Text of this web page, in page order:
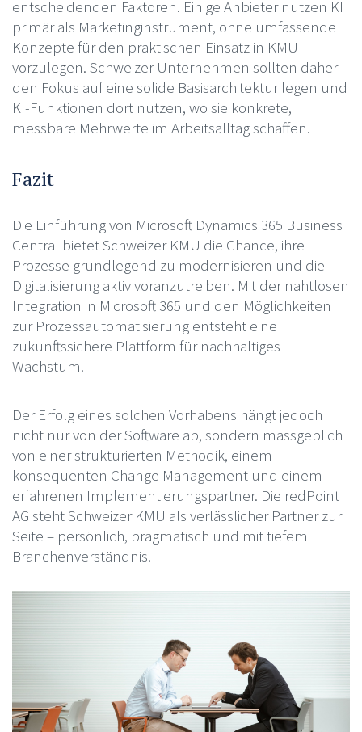
entscheidenden Faktoren. Einige Anbieter nutzen KI
primär als Marketinginstrument, ohne umfassende
Konzepte für den praktischen Einsatz in KMU
vorzulegen. Schweizer Unternehmen sollten daher
den Fokus auf eine solide Basisarchitektur legen und
KI-Funktionen dort nutzen, wo sie konkrete,
messbare Mehrwerte im Arbeitsalltag schaffen.
Fazit
Die Einführung von Microsoft Dynamics 365 Business
Central bietet Schweizer KMU die Chance, ihre
Prozesse grundlegend zu modernisieren und die
Digitalisierung aktiv voranzutreiben. Mit der nahtlosen
Integration in Microsoft 365 und den Möglichkeiten
zur Prozessautomatisierung entsteht eine
zukunftssichere Plattform für nachhaltiges
Wachstum.
Der Erfolg eines solchen Vorhabens hängt jedoch
nicht nur von der Software ab, sondern massgeblich
von einer strukturierten Methodik, einem
konsequenten Change Management und einem
erfahrenen Implementierungspartner. Die redPoint
AG steht Schweizer KMU als verlässlicher Partner zur
Seite – persönlich, pragmatisch und mit tiefem
Branchenverständnis.